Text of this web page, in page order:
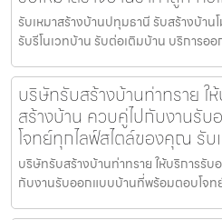
รับเหมาสร้างบ้านปทุมธานี รับสร้างบ้าน
รับรีโนเวทบ้าน รับต่อเติมบ้าน บริการอ
บริษัทรับสร้างบ้านท่าทราย ใ
สร้างบ้าน ควบคู่ไปกับงานรั
โจทย์ทุกไลฟ์สไตล์ของคุณ รับ
บริษัทรับสร้างบ้านท่าทราย ให้บริการรั
กับงานรับออกแบบบ้านที่พร้อมตอบโจท